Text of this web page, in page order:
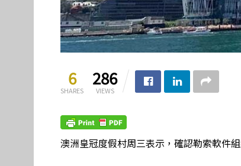
6
SHARES
286
VIEWS
澳洲皇冠度假村周三表示，確認勒索軟件